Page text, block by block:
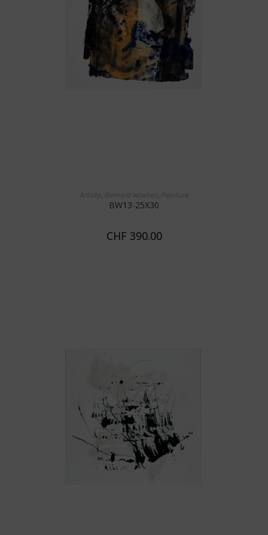
AJOUTER AU PANIER
Artiste, Bernard Waeber , Peinture
BW13-25X30
CHF 390.00